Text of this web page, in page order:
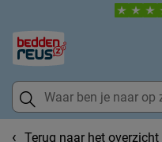
Terug naar het overzicht